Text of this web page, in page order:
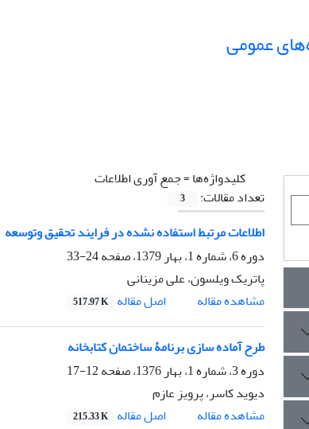
عمومی
کلیدواژه‌ها =جمع آوری اطلاعات
تعداد مقالات:
3
اطلاعات مرتبط استفاده نشده در فرایند تحقیق وتوسعه
دوره 6، شماره 1، بهار 1379، صفحه
24-33
پاتریک ویلسون، علی مزینانی
مشاهده مقاله
اصل مقاله 517.97 K
طرح آماده سازی برنامۀ ساختمان کتابخانه
دوره 3، شماره 1، بهار 1376، صفحه
12-17
دیوید کاسر، پرویز عازم
مشاهده مقاله
اصل مقاله 215.33 K